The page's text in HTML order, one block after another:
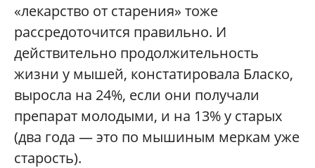
«лекарство от старения» тоже
рассредоточится правильно. И
действительно продолжительность
жизни у мышей, констатировала Бласко,
выросла на 24%, если они получали
препарат молодыми, и на 13% у старых
(два года — это по мышиным меркам уже
старость).